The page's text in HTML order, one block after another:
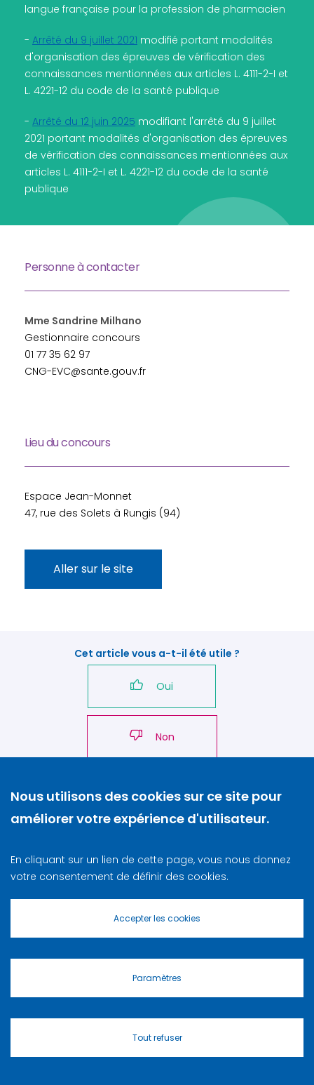
langue française pour la profession de pharmacien
- Arrêté du 9 juillet 2021 modifié portant modalités
d'organisation des épreuves de vérification des
connaissances mentionnées aux articles L. 4111-2-I et
L. 4221-12 du code de la santé publique
- Arrêté du 12 juin 2025 modifiant l'arrêté du 9 juillet
2021 portant modalités d'organisation des épreuves
de vérification des connaissances mentionnées aux
articles L. 4111-2-I et L. 4221-12 du code de la santé
publique
Personne à contacter
Mme Sandrine Milhano
Gestionnaire concours
01 77 35 62 97
CNG-EVC@sante.gouv.fr
Lieu du concours
Espace Jean-Monnet
47, rue des Solets à Rungis (94)
Aller sur le site
Cet article vous a-t-il été utile ?
Oui
Non
Contact Le cng
Gérer les cookies
Nous utilisons des cookies sur ce site pour
améliorer votre expérience d'utilisateur.
En cliquant sur un lien de cette page, vous nous donnez
votre consentement de définir des cookies.
Accepter les cookies
Masquer
Paramètres
Tout refuser